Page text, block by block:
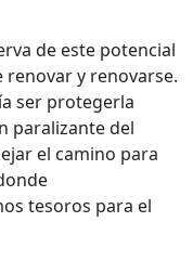
de este potencial
renovar y renovarse.
ser protegerla
paralizante del
el camino para
tesoros para el